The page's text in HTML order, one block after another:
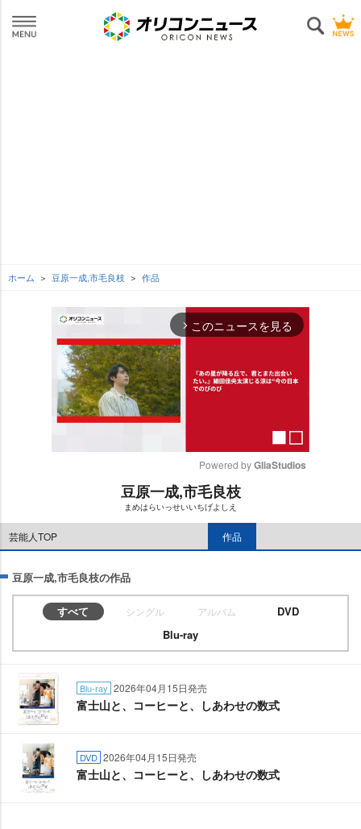
ホーム 豆原一成,市毛良枝 作品
arrow_forward_ios このニュースを見る
Powered by GliaStudios
豆原一成,市毛良枝
まめはらいっせいいちげよしえ
芸能人TOP 作品
豆原一成,市毛良枝の作品
すべて シングル アルバム
DVD
Blu-ray
Blu-ray 2026年04月15日発売
富士山と、コーヒーと、しあわせの数式
DVD 2026年04月15日発売
富士山と、コーヒーと、しあわせの数式